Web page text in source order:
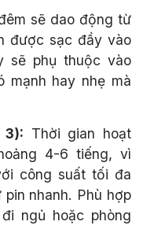
sẽ dao động từ
được sạc đầy vào
sẽ phụ thuộc vào
mạnh hay nhẹ mà
3): Thời gian hoạt
4-6 tiếng, vì
công suất tối đa
nhanh. Phù hợp
ngủ hoặc phòng